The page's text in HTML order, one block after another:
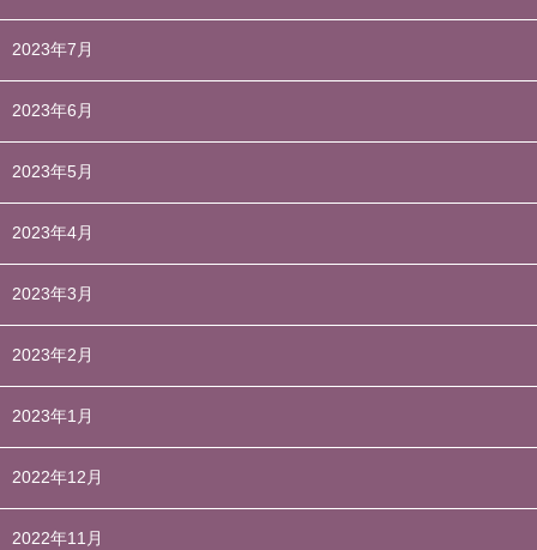
2023年7月
2023年6月
2023年5月
2023年4月
2023年3月
2023年2月
2023年1月
2022年12月
2022年11月